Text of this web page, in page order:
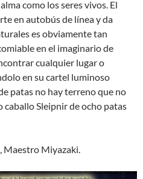
como los seres vivos. El
en autobús de línea y da
es obviamente tan
en el imaginario de
cualquier lugar o
en su cartel luminoso
patas no hay terreno que no
caballo Sleipnir de ocho patas
Maestro Miyazaki.